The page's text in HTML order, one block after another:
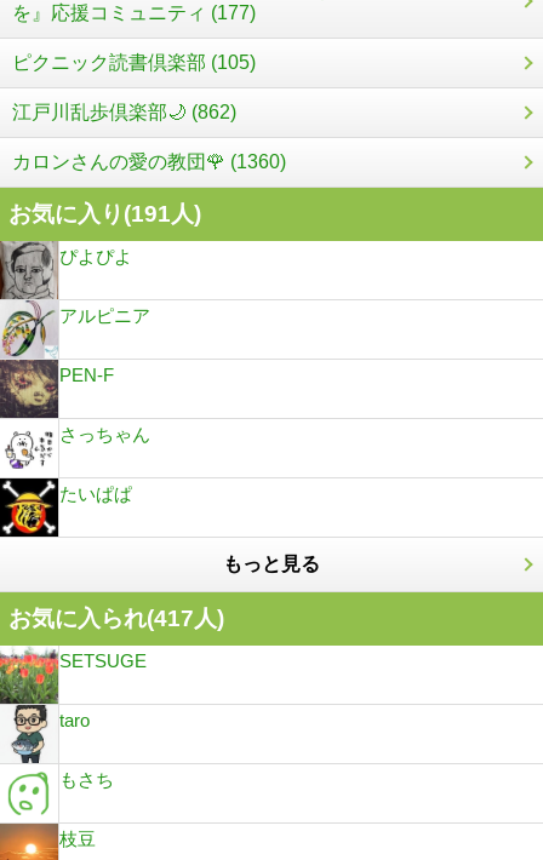
を』応援コミュニティ (177)
ピクニック読書倶楽部 (105)
江戸川乱歩倶楽部🌙 (862)
カロンさんの愛の教団🌹 (1360)
お気に入り(191人)
ぴよぴよ
アルピニア
PEN-F
さっちゃん
たいぱぱ
もっと見る
お気に入られ(417人)
SETSUGE
taro
もさち
枝豆